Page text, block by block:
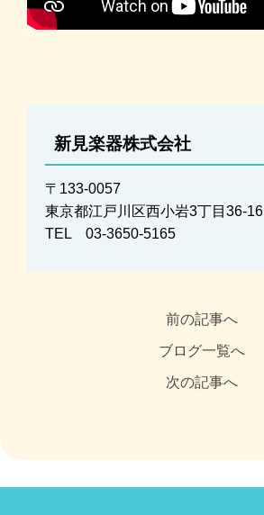
新見楽器株式会社
〒133-0057
東京都江戸川区西小岩3丁目36-16
TEL 03-3650-5165
前の記事へ
ブログ一覧へ
次の記事へ